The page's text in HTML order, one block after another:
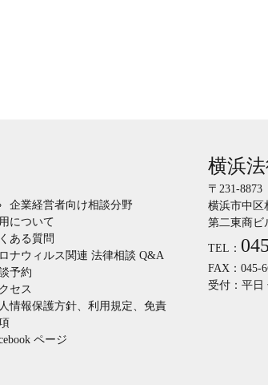
企業経営者向け相談分野
について
ある質問
ナウィルス関連 法律相談 Q&A
予約
セス
情報保護方針、利用規定、免責
ページ
横浜
〒231-8873
横浜市中区
第二東商ビ
TEL：
FAX：045-
受付：平日